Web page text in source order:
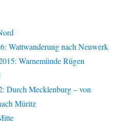
Wattwanderung nach Neuwerk
Warnemünde Rügen
Durch Mecklenburg – von
Müritz